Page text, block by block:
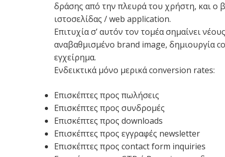
δράσης από την πλευρά του χρήστη, και ο
ιστοσελίδας / web application.
Επιτυχία σ’ αυτόν τον τομέα σημαίνει
αναβαθμισμένο brand image, δημιουργία
εγχείρημα.
Ενδεικτικά μόνο μερικά conversion rates:
Επισκέπτες προς πωλήσεις
Επισκέπτες προς συνδρομές
Επισκέπτες προς downloads
Επισκέπτες προς εγγραφές newsletter
Επισκέπτες προς contact form inquiries